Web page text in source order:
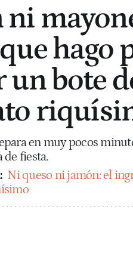
hago
bote
en muy pocos
fiesta.
Ni queso ni jamón: el